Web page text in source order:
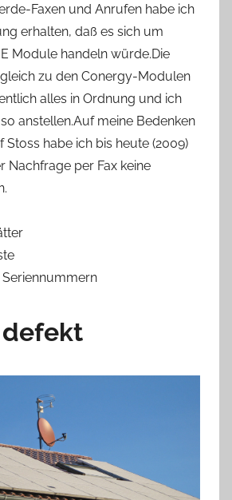
Faxen und Anrufen habe ich
erhalten, daß es sich um
Module handeln würde.Die
zu den Conergy-Modulen
alles in Ordnung und ich
anstellen.Auf meine Bedenken
habe ich bis heute (2009)
Nachfrage per Fax keine
Seriennummern